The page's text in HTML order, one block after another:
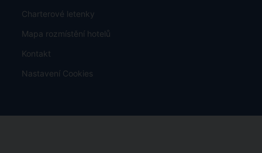
Charterové letenky
Mapa rozmístění hotelů
Kontakt
Nastavení Cookies